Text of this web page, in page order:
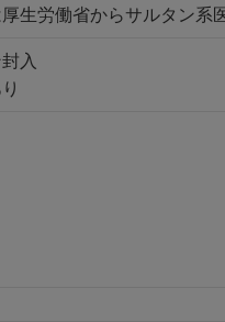
厚生労働省からサルタン系
入